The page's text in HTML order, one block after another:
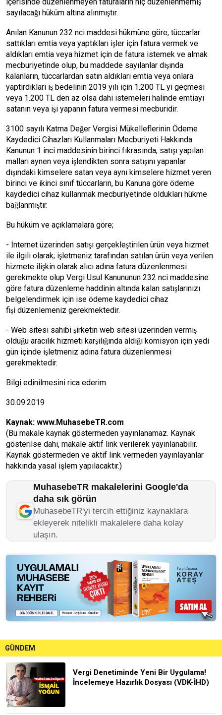
sayılacağı hüküm altına alınmıştır.
Anılan Kanunun 232 nci maddesi hükmüne göre, tüccarlar
sattıkları emtia veya yaptıkları işler için fatura vermek ve
aldıkları emtia veya hizmet için de fatura istemek ve almak
mecburiyetinde olup, bu maddede sayılanlar dışında
kalanların, tüccarlardan satın aldıkları emtia veya onlara
yaptırdıkları iş bedelinin 2019 yılı için 1.200 TL yi geçmesi
veya 1.200 TL den az olsa dahi istemeleri halinde emtiayı
satanın veya işi yapanın fatura vermesi mecburidir.
3100 sayılı Katma Değer Vergisi Mükelleflerinin Ödeme
Kaydedici Cihazları Kullanmaları Mecburiyeti Hakkında
Kanunun 1 inci maddesinin birinci fıkrasında, satışı yapılan
malları aynen veya işlendikten sonra satışını yapanlar
dışındaki kimselere satan veya aynı kimselere hizmet veren
birinci ve ikinci sınıf tüccarların, bu Kanuna göre ödeme
kaydedici cihaz kullanmak mecburiyetinde oldukları hükme
bağlanmıştır.
Bu hüküm ve açıklamalara göre;
- İnternet üzerinden satışı gerçekleştirilen ürün veya hizmet
ile ilgili olarak; işletmeniz tarafından satılan ürün veya verilen
hizmete ilişkin olarak alıcı adına fatura düzenlenmesi
gerekmekte olup Vergi Usul Kanununun 232 nci maddesine
göre fatura düzenleme haddinin altında kalan satışlarınızı
belgelendirmek için ise ödeme kaydedici cihaz
fişi düzenlemeniz gerekmektedir.
- Web sitesi sahibi şirketin web sitesi üzerinden vermiş
olduğu aracılık hizmeti karşılığında aldığı komisyon için yedi
gün içinde işletmeniz adına fatura düzenlenmesi
gerekmektedir.
Bilgi edinilmesini rica ederim.
30.09.2019
Kaynak: www.MuhasebeTR.com
(Bu makale kaynak göstermeden yayınlanamaz. Kaynak
gösterilse dahi, makale aktif link verilerek yayınlanabilir.
Kaynak göstermeden ve aktif link vermeden yayınlayanlar
hakkında yasal işlem yapılacaktır.)
MuhasebeTR makalelerini Google'da
daha sık görün
MuhasebeTR'yi tercih ettiğiniz kaynaklara
ekleyerek nitelikli makalelere daha kolay
ulaşın.
GÜNDEM
Vergi Denetiminde Yeni Bir Uygulama!
İncelemeye Hazırlık Dosyası (VDK-İHD)